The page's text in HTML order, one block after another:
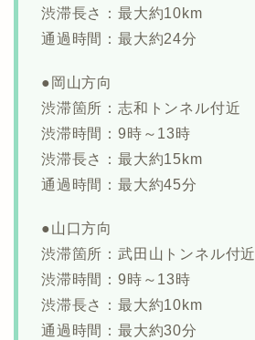
渋滞長さ：最大約10km
通過時間：最大約24分
●岡山方向
渋滞箇所：志和トンネル付近
渋滞時間：9時～13時
渋滞長さ：最大約15km
通過時間：最大約45分
●山口方向
渋滞箇所：武田山トンネル付近
渋滞時間：9時～13時
渋滞長さ：最大約10km
通過時間：最大約30分